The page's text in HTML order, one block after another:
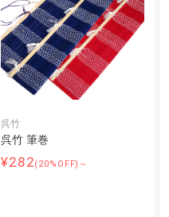
呉竹
呉竹 筆巻
¥282(20%OFF)～